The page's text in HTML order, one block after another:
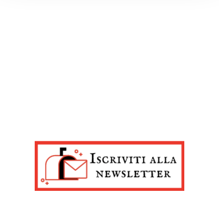
Approfondisci come vengono elaborati i tuoi dati personali
e imposta le tue preferenze nella sezione dettagli. Puoi
modificare o revocare il tuo consenso in qualsiasi
momento dalla Dichiarazione sui cookie. Utilizziamo i
cookie tecnici e, previo consenso, anche cookie di